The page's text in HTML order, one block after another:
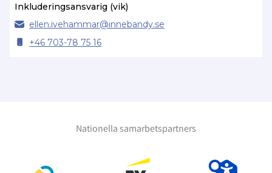
Inkluderingsansvarig (vik)
ellen.ivehammar@innebandy.se
+46 703-78 75 16
Nationella samarbetspartners